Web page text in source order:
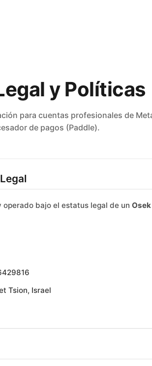
y Políticas
para cuentas profesionales de
de pagos (Paddle).
operado bajo el estatus legal de un
Tsion, Israel